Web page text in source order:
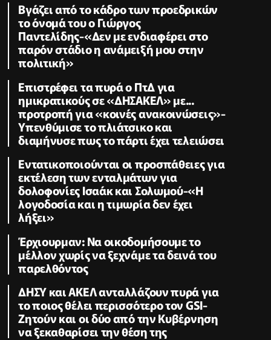
Βγάζει από το κάδρο των προεδρικών
το όνομά του ο Γιώργος
Παντελίδης-«Δεν με ενδιαφέρει στο
παρόν στάδιο η ανάμειξή μου στην
πολιτική»
Επιστρέφει τα πυρά ο ΠτΔ για
ημικρατικούς σε «ΔΗΣΑΚΕΛ» με...
προτροπή για «κοινές ανακοινώσεις»-
Υπενθύμισε το πλιάτσικο και
διαμήνυσε πως το πάρτι έχει τελειώσει
Εντατικοποιούνται οι προσπάθειες για
εκτέλεση των ενταλμάτων για
δολοφονίες Ισαάκ και Σολωμού-«Η
λογοδοσία και η τιμωρία δεν έχει
λήξει»
Έρχιουρμαν: Να οικοδομήσουμε το
μέλλον χωρίς να ξεχνάμε τα δεινά του
παρελθόντος
ΔΗΣΥ και ΑΚΕΛ ανταλλάζουν πυρά για
το ποιος θέλει περισσότερο τον GSI-
Ζητούν και οι δύο από την Κυβέρνηση
να ξεκαθαρίσει την θέση της